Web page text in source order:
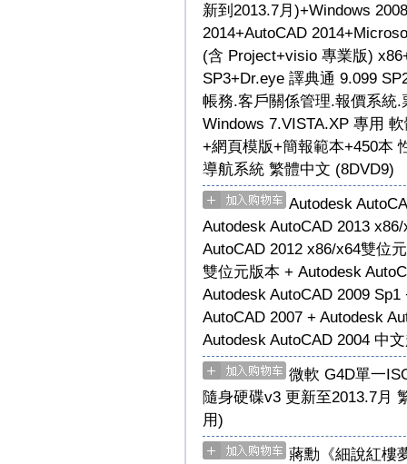
新到2013.7月)+Windows
2014+AutoCAD
(含 Project+visio 專業版)
SP3+Dr.eye 譯典通 9.099
帳務.客戶關係管理.報價系統
Windows 7.VISTA.XP 專用
+網頁模版+簡報範本+450本
導航系統 繁體中文 (8DVD9)
Autodesk
Autodesk AutoCAD 2013
AutoCAD 2012 x86/x64雙位
雙位元版本 + Autodesk
Autodesk AutoCAD 2009
AutoCAD 2007 + Autodesk
Autodesk AutoCAD 2004 中
微軟 G4D單一
隨身硬碟v3 更新至2013.7月
用)
蔣勳《細說紅樓